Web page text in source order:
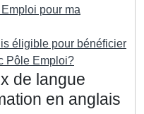
pour ma
éligible pour bénéficier
Pôle Emploi?
de langue
en anglais